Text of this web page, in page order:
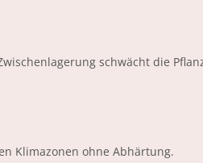
schwächt die
Klimazonen ohne Abhärtung.